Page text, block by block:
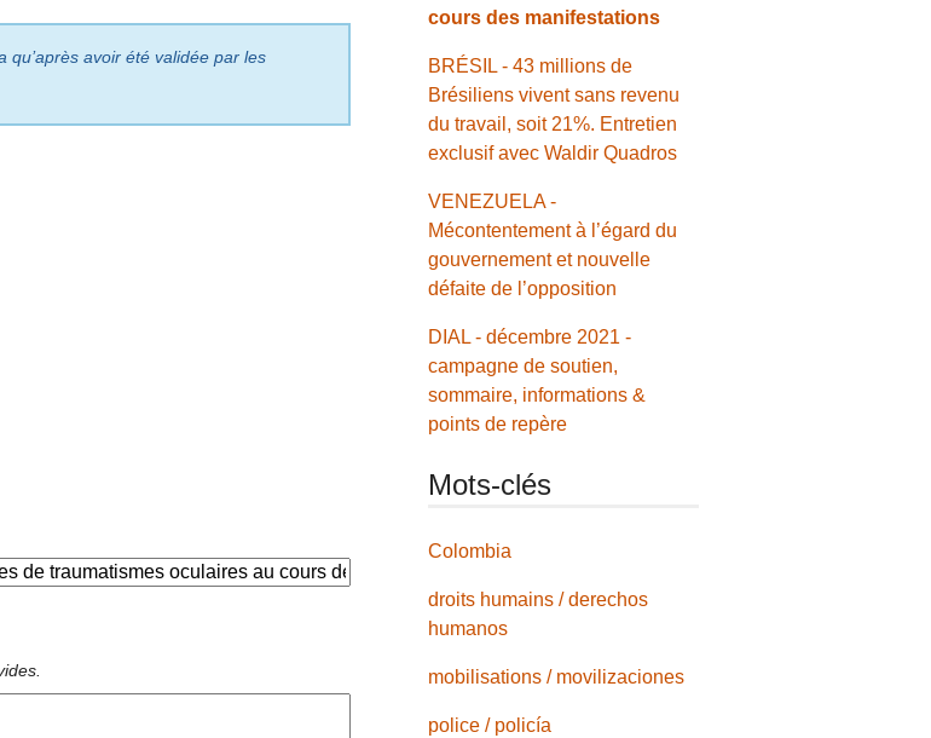
qu’après avoir été validée par les
cours des manifestations
BRÉSIL - 43 millions de
Brésiliens vivent sans revenu
du travail, soit 21%. Entretien
exclusif avec Waldir Quadros
VENEZUELA -
Mécontentement à l’égard du
gouvernement et nouvelle
défaite de l’opposition
DIAL - décembre 2021 -
campagne de soutien,
sommaire, informations &
points de repère
Mots-clés
Colombia
droits humains / derechos
humanos
mobilisations / movilizaciones
police / policía